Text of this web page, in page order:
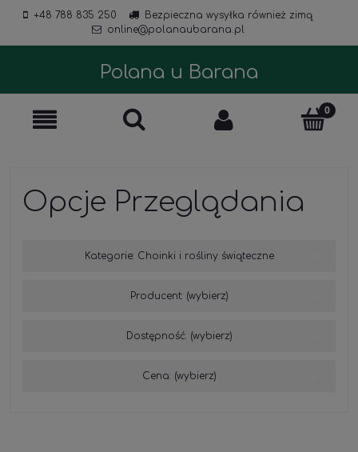
+48 788 835 250
Bezpieczna wysyłka również zimą
online@polanaubarana.pl
Polana u Barana
Opcje Przeglądania
Kategorie: Choinki i rośliny świąteczne
Producent: (wybierz)
Dostępność: (wybierz)
Cena: (wybierz)